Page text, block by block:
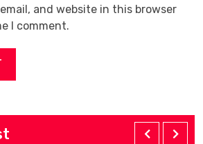
and website in this browser
I comment.